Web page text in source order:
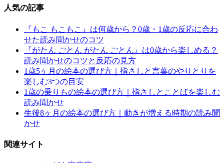
人気の記事
『もこ もこもこ』は何歳から？0歳・1歳の反応に合わ
せた読み聞かせのコツ
『がたん ごとん がたん ごとん』は0歳から楽しめる？
読み聞かせのコツと反応の見方
1歳5ヶ月の絵本の選び方｜指さしと言葉のやりとりを
楽しむ3つの目安
1歳の乗りもの絵本の選び方｜指さしとことばを楽しむ
読み聞かせ
生後8ヶ月の絵本の選び方｜動きが増える時期の読み聞
かせ
関連サイト